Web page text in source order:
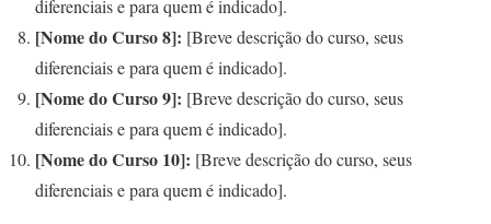
diferenciais e para quem é indicado].
[Nome do Curso 8]: [Breve descrição do curso, seus
diferenciais e para quem é indicado].
[Nome do Curso 9]: [Breve descrição do curso, seus
diferenciais e para quem é indicado].
[Nome do Curso 10]: [Breve descrição do curso, seus
diferenciais e para quem é indicado].